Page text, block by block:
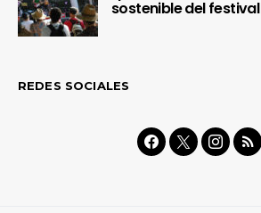
sostenible del festival
REDES SOCIALES